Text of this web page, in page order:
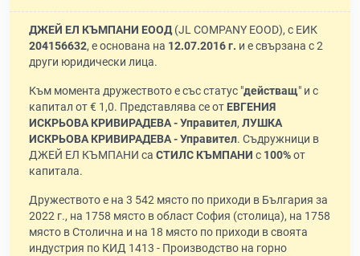
ДЖЕЙ ЕЛ КЪМПАНИ ЕООД(JL COMPANY EOOD), с ЕИК
204156632, е основана на 12.07.2016 г. и е свързана с 2
други юридически лица.
Към момента дружеството е със статус "действащ" и с
капитал от € 1,0. Представлява се от ЕВГЕНИЯ
ИСКРЬОВА КРИВИРАДЕВА - Управител, ЛУШКА
ИСКРЬОВА КРИВИРАДЕВА - Управител. Съдружници в
ДЖЕЙ ЕЛ КЪМПАНИ са СТИЛС КЪМПАНИ с 100%от
капитала.
Дружеството е на 3 542 място по приходи в България за
2022 г., на 1758 място в област София (столица), на 1758
място в Столична и на 18 място по приходи в своята
индустрия по КИД 1413 - Производство на горно